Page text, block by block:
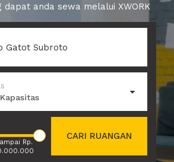
dapat anda sewa melalui XWORK
Rp.
CARI RUANGAN